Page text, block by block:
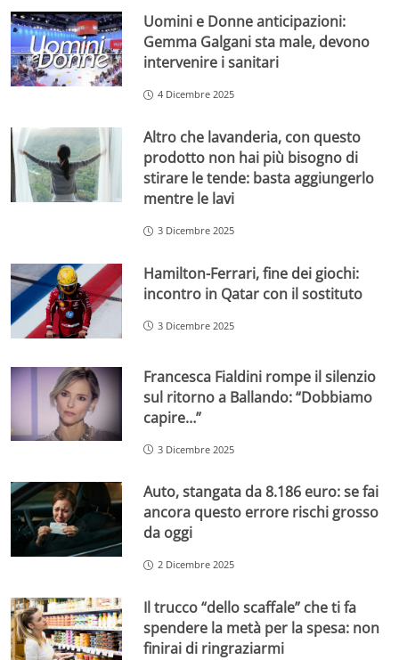
Uomini e Donne anticipazioni:
Gemma Galgani sta male, devono
intervenire i sanitari
4 Dicembre 2025
Altro che lavanderia, con questo
prodotto non hai più bisogno di
stirare le tende: basta aggiungerlo
mentre le lavi
3 Dicembre 2025
Hamilton-Ferrari, fine dei giochi:
incontro in Qatar con il sostituto
3 Dicembre 2025
Francesca Fialdini rompe il silenzio
sul ritorno a Ballando: “Dobbiamo
capire…”
3 Dicembre 2025
Auto, stangata da 8.186 euro: se fai
ancora questo errore rischi grosso
da oggi
2 Dicembre 2025
Il trucco “dello scaffale” che ti fa
spendere la metà per la spesa: non
finirai di ringraziarmi